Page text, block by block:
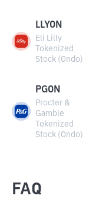
LLYON
Eli Lilly
Tokenized
Stock (Ondo)
PGON
Procter &
Gamble
Tokenized
Stock (Ondo)
FAQ